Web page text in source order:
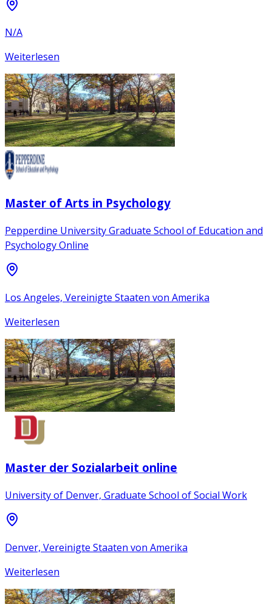
N/A
Weiterlesen
Master of Arts in Psychology
Pepperdine University Graduate School of Education and
Psychology Online
Los Angeles, Vereinigte Staaten von Amerika
Weiterlesen
Master der Sozialarbeit online
University of Denver, Graduate School of Social Work
Denver, Vereinigte Staaten von Amerika
Weiterlesen